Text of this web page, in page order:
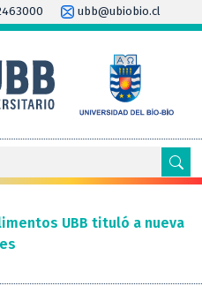
ubb@ubiobio.cl
UBB tituló a nueva